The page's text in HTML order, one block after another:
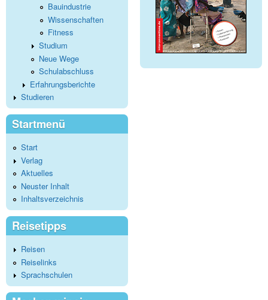
Bauindustrie
Wissenschaften
Fitness
Studium
Neue Wege
Schulabschluss
Erfahrungsberichte
Studieren
Startmenü
Start
Verlag
Aktuelles
Neuster Inhalt
Inhaltsverzeichnis
Reisetipps
Reisen
Reiselinks
Sprachschulen